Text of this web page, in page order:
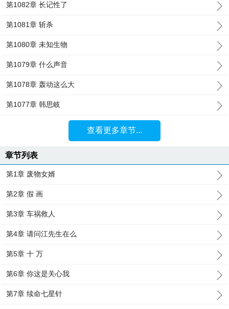
第1082章 长记性了
第1081章 斩杀
第1080章 未知生物
第1079章 什么声音
第1078章 轰动这么大
第1077章 韩思岐
查看更多章节...
章节列表
第1章 废物女婿
第2章 假 画
第3章 车祸救人
第4章 请问江先生在么
第5章 十 万
第6章 你这是关心我
第7章 续命七星针